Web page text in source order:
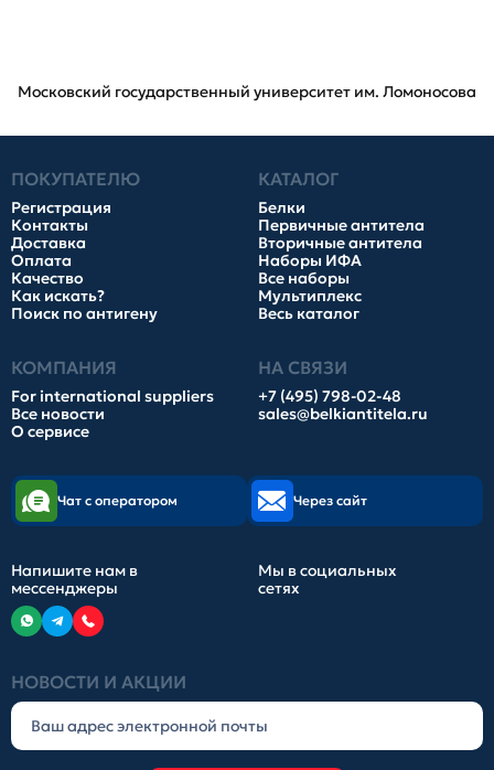
Московский государственный университет им. Ломоносова
ПОКУПАТЕЛЮ
Регистрация
Контакты
Доставка
Оплата
Качество
Как искать?
Поиск по антигену
КАТАЛОГ
Белки
Первичные антитела
Вторичные антитела
Наборы ИФА
Все наборы
Мультиплекс
Весь каталог
КОМПАНИЯ
For international suppliers
Все новости
О сервисе
НА СВЯЗИ
+7 (495) 798-02-48
sales@belkiantitela.ru
НОВОСТИ И АКЦИИ
Чат с оператором Через сайт
Напишите нам в
мессенджеры
Мы в социальных
сетях